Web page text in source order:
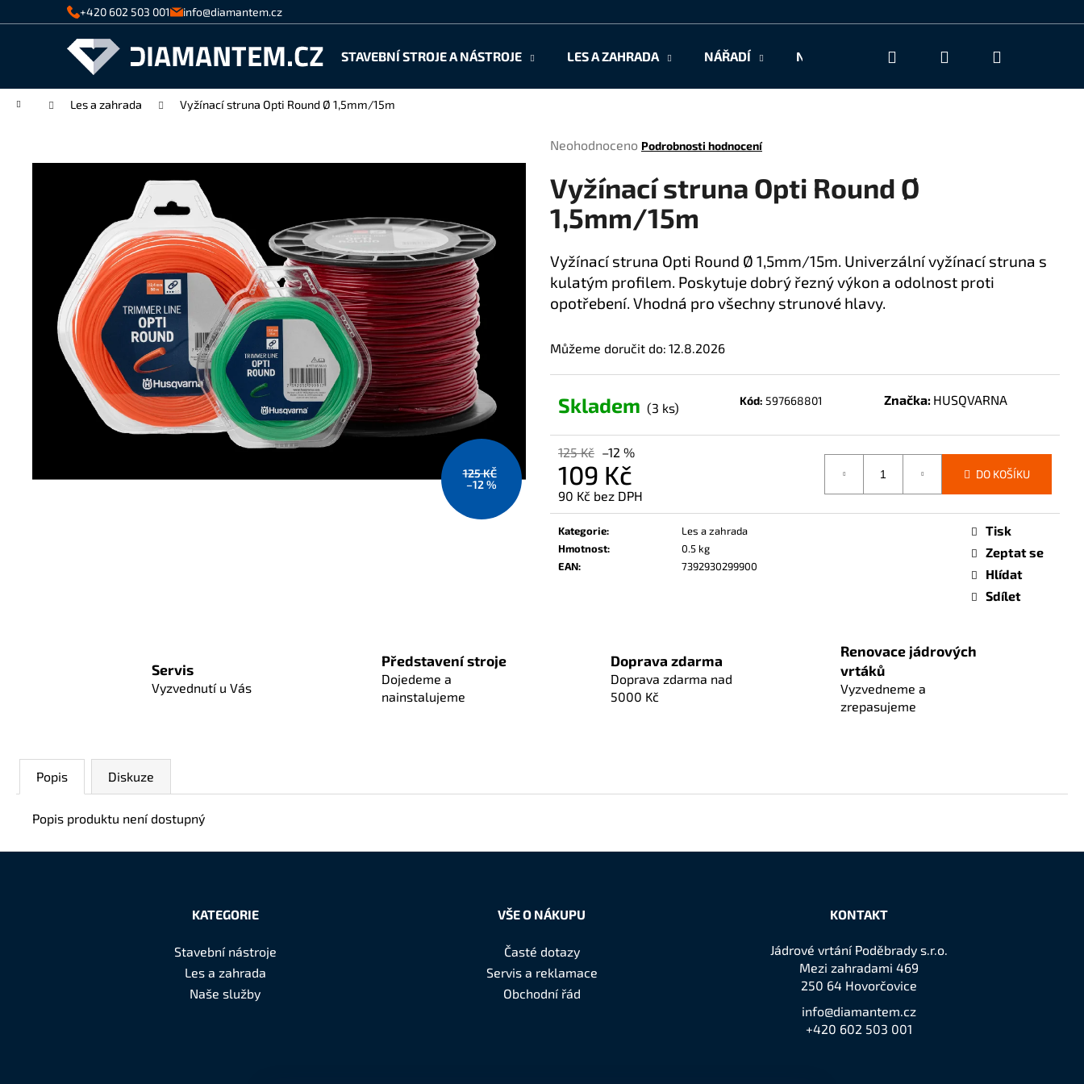
na
+420 602 503 001 info@diamantem.cz
STAVEBNÍ STROJE A NÁSTROJE LES A ZAHRADA NÁŘADÍ NAŠE SLUŽBY KONTAKT
Hledat Přihlášení
Domů Les a zahrada Vyžínací struna Opti Round Ø 1,5mm/15m
Průměrné
produktu
je
0,0
z
hvězdiček.
Neohodnoceno Podrobnosti hodnocení
Vyžínací struna Opti Round Ø
1,5mm/15m
Vyžínací struna Opti Round Ø 1,5mm/15m. Univerzální vyžínací struna s
kulatým profilem. Poskytuje dobrý řezný výkon a odolnost proti
opotřebení. Vhodná pro všechny strunové hlavy.
Můžeme doručit do: 12.8.2026
Skladem (3 ks) Kód: 597668801 Značka: HUSQVARNA
125 Kč –12 %
109 Kč
90 Kč bez DPH
Měrná
cena:
DO KOŠÍKU
Kategorie:
Les a zahrada
Hmotnost:
0.5 kg
EAN: 7392930299900
Tisk
Zeptat se
Hlídat
Sdílet
125 KČ
–12 %
Servis
Vyzvednutí u Vás
Představení stroje
Dojedeme a
nainstalujeme
Doprava zdarma
Doprava zdarma nad
5000 Kč
Renovace jádrových
vrtáků
Vyzvedneme a
zrepasujeme
Popis Diskuze
Popis produktu není dostupný
o
k
Zpět
obchodu
Zpět
obchodu
Co potřebujete najít?
HLEDAT
Doporučujeme
KATEGORIE
Stavební nástroje
Les a zahrada
Naše služby
VŠE O NÁKUPU
Časté dotazy
Servis a reklamace
Obchodní řád
KONTAKT
Jádrové vrtání Poděbrady s.r.o.
Mezi zahradami 469
250 64 Hovorčovice
info@diamantem.cz
+420 602 503 001